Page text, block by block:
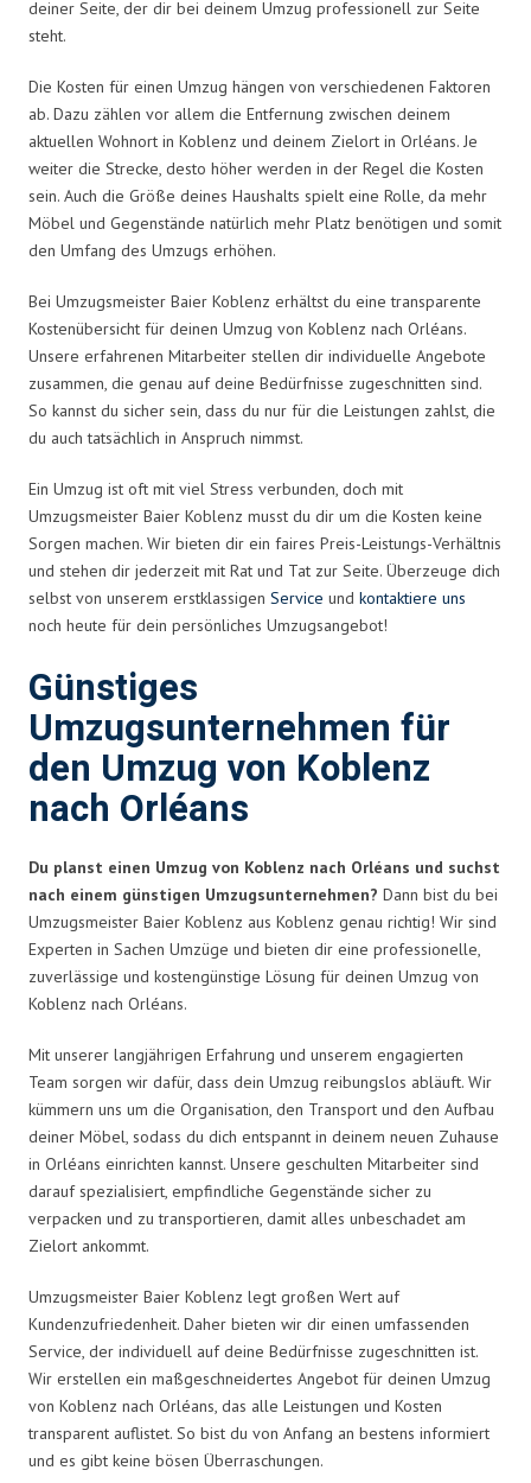
deiner Seite, der dir bei deinem Umzug professionell zur Seite
steht.
Die Kosten für einen Umzug hängen von verschiedenen Faktoren
ab. Dazu zählen vor allem die Entfernung zwischen deinem
aktuellen Wohnort in Koblenz und deinem Zielort in Orléans. Je
weiter die Strecke, desto höher werden in der Regel die Kosten
sein. Auch die Größe deines Haushalts spielt eine Rolle, da mehr
Möbel und Gegenstände natürlich mehr Platz benötigen und somit
den Umfang des Umzugs erhöhen.
Bei Umzugsmeister Baier Koblenz erhältst du eine transparente
Kostenübersicht für deinen Umzug von Koblenz nach Orléans.
Unsere erfahrenen Mitarbeiter stellen dir individuelle Angebote
zusammen, die genau auf deine Bedürfnisse zugeschnitten sind.
So kannst du sicher sein, dass du nur für die Leistungen zahlst, die
du auch tatsächlich in Anspruch nimmst.
Ein Umzug ist oft mit viel Stress verbunden, doch mit
Umzugsmeister Baier Koblenz musst du dir um die Kosten keine
Sorgen machen. Wir bieten dir ein faires Preis-Leistungs-Verhältnis
und stehen dir jederzeit mit Rat und Tat zur Seite. Überzeuge dich
selbst von unserem erstklassigen Service und kontaktiere uns
noch heute für dein persönliches Umzugsangebot!
Günstiges
Umzugsunternehmen für
den Umzug von Koblenz
nach Orléans
Du planst einen Umzug von Koblenz nach Orléans und suchst
nach einem günstigen Umzugsunternehmen? Dann bist du bei
Umzugsmeister Baier Koblenz aus Koblenz genau richtig! Wir sind
Experten in Sachen Umzüge und bieten dir eine professionelle,
zuverlässige und kostengünstige Lösung für deinen Umzug von
Koblenz nach Orléans.
Mit unserer langjährigen Erfahrung und unserem engagierten
Team sorgen wir dafür, dass dein Umzug reibungslos abläuft. Wir
kümmern uns um die Organisation, den Transport und den Aufbau
deiner Möbel, sodass du dich entspannt in deinem neuen Zuhause
in Orléans einrichten kannst. Unsere geschulten Mitarbeiter sind
darauf spezialisiert, empfindliche Gegenstände sicher zu
verpacken und zu transportieren, damit alles unbeschadet am
Zielort ankommt.
Umzugsmeister Baier Koblenz legt großen Wert auf
Kundenzufriedenheit. Daher bieten wir dir einen umfassenden
Service, der individuell auf deine Bedürfnisse zugeschnitten ist.
Wir erstellen ein maßgeschneidertes Angebot für deinen Umzug
von Koblenz nach Orléans, das alle Leistungen und Kosten
transparent auflistet. So bist du von Anfang an bestens informiert
und es gibt keine bösen Überraschungen.